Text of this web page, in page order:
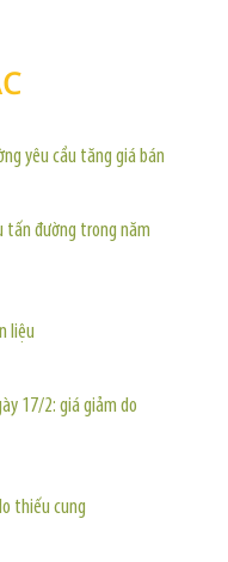
yêu cầu tăng giá bán
tấn đường trong năm
liệu
17/2: giá giảm do
thiếu cung